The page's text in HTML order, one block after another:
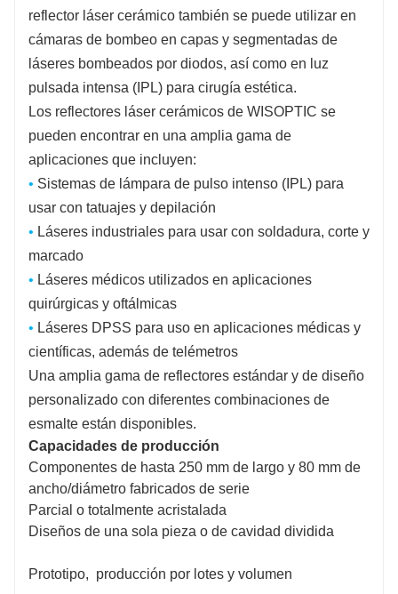
reflector láser cerámico también se puede utilizar en
cámaras de bombeo en capas y segmentadas de
láseres bombeados por diodos, así como en luz
pulsada intensa (IPL) para cirugía estética.
Los reflectores láser cerámicos de WISOPTIC se
pueden encontrar en una amplia gama de
aplicaciones que incluyen:
• Sistemas de lámpara de pulso intenso (IPL) para
usar con tatuajes y depilación
• Láseres industriales para usar con soldadura, corte y
marcado
• Láseres médicos utilizados en aplicaciones
quirúrgicas y oftálmicas
• Láseres DPSS para uso en aplicaciones médicas y
científicas, además de telémetros
Una amplia gama de reflectores estándar y de diseño
personalizado con diferentes combinaciones de
esmalte están disponibles.
Capacidades de producción
Componentes de hasta 250 mm de largo y 80 mm de
ancho/diámetro fabricados de serie
Parcial o totalmente acristalada
Diseños de una sola pieza o de cavidad dividida
Prototipo, producción por lotes y volumen